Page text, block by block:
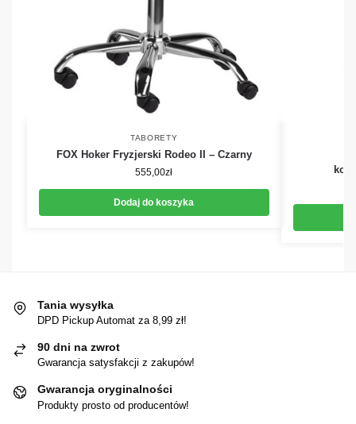
TABORETY
FOX Hoker Fryzjerski Rodeo II – Czarny
555,00zł
Dodaj do koszyka
Tania wysyłka
DPD Pickup Automat za 8,99 zł!
90 dni na zwrot
Gwarancja satysfakcji z zakupów!
Gwarancja oryginalności
Produkty prosto od producentów!